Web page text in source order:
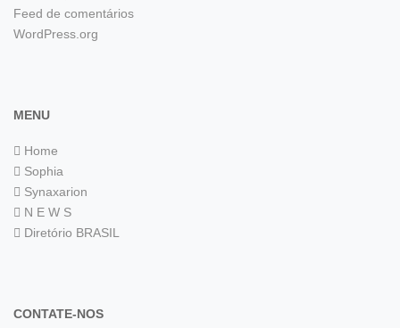
Feed de comentários
WordPress.org
MENU
Home
Sophia
Synaxarion
N E W S
Diretório BRASIL
CONTATE-NOS